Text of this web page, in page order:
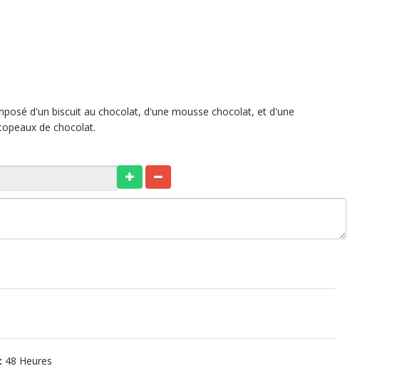
d'un biscuit au chocolat, d'une mousse chocolat, et d'une
de chocolat.
48 Heures